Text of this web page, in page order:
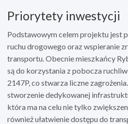
Priorytety inwestycji
Podstawowym celem projektu jest
ruchu drogowego oraz wspieranie
transportu. Obecnie mieszkańcy
są do korzystania z pobocza
2147P, co stwarza liczne
stworzenie dedykowanej
która ma na celu nie tylko
również ułatwienie dostępu do